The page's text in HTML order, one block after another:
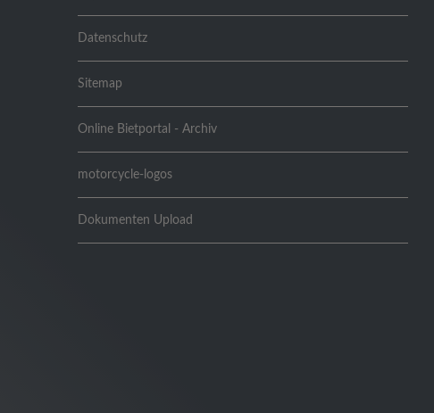
Datenschutz
Sitemap
Online Bietportal - Archiv
motorcycle-logos
Dokumenten Upload